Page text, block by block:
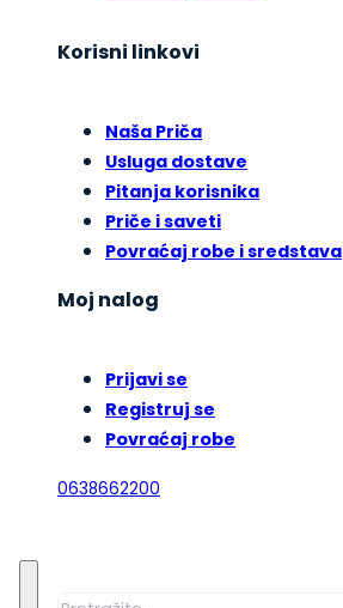
Korisni linkovi
Naša Priča
Usluga dostave
Pitanja korisnika
Priče i saveti
Povraćaj robe i sredstava
Moj nalog
Prijavi se
Registruj se
Povraćaj robe
0638662200